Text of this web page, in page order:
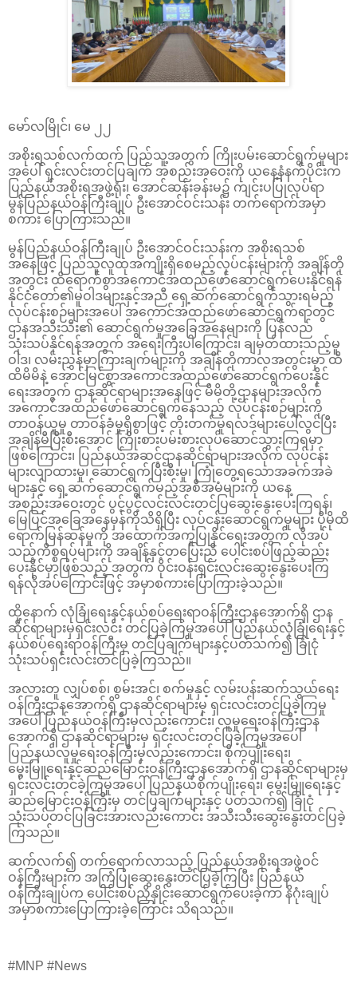
မော်လမြိုင်၊ မေ ၂၂
အစိုးရသစ်လက်ထက် ပြည်သူ့အတွက် ကြိုးပမ်းဆောင်ရွက်မှုများ
အပေါ် ရှင်းလင်းတင်ပြချက် အစည်းအဝေးကို ယနေ့နံနက်ပိုင်းက
ပြည်နယ်အစိုးရအဖွဲ့ရုံး၊ အောင်ဆန်းခန်းမ၌ ကျင်းပပြုလုပ်ရာ
မွန်ပြည်နယ်ဝန်ကြီးချုပ် ဦးအောင်ဝင်းသန်း တက်ရောက်အမှာ
စကား ပြောကြားသည်။
မွန်ပြည်နယ်ဝန်ကြီးချုပ် ဦးအောင်ဝင်းသန်းက အစိုးရသစ်
အနေဖြင့် ပြည်သူလူထုအကျိုးရှိစေမည့်လုပ်ငန်းများကို အချိန်တို
အတွင်း ထိရောက်စွာအကောင်အထည်ဖော်ဆောင်ရွက်ပေးနိုင်ရန်
နိုင်ငံတော်၏မူဝါဒများနှင့်အညီ ရှေ့ဆက်ဆောင်ရွက်သွားရမည့်
လုပ်ငန်းစဉ်များအပေါ် အကောင်အထည်ဖော်ဆောင်ရွက်ရာတွင်
ဌာနအသီးသီး၏ ဆောင်ရွက်မှုအခြေအနေများကို ပြန်လည်
သုံးသပ်နိုင်ရန်အတွက် အရေးကြီးပါကြောင်း၊ ချမှတ်ထားသည့်မူ
ဝါဒ၊ လမ်းညွှန်မှာကြားချက်များကို အချိန်တိုကာလအတွင်းမှာ ထိ
ထိမိမိနဲ့ အောင်မြင်စွာအကောင်အထည်ဖော်ဆောင်ရွက်ပေးနိုင်
ရေးအတွက် ဌာနဆိုင်ရာများအနေဖြင့် မိမိတို့ဌာနများအလိုက်
အကောင်အထည်ဖော်ဆောင်ရွက်နေသည့် လုပ်ငန်းစဉ်များကို
တာဝန်ယူမှု တာဝန်ခံမှုရှိစွာဖြင့် တိုးတက်မှုရလဒ်များပေါ်လွင်ပြီး
အချိန်မီပြီးစီးအောင် ကြိုးစားပမ်းစားလုပ်ဆောင်သွားကြရမှာ
ဖြစ်ကြောင်း၊ ပြည်နယ်အဆင့်ဌာနဆိုင်ရာများအလိုက် လုပ်ငန်း
များလျာထားမှု၊ ဆောင်ရွက်ပြီးစီးမှု၊ ကြုံတွေ့ရသောအခက်အခဲ
များနှင့် ရှေ့ဆက်ဆောင်ရွက်မည့်အစီအမံများကို ယနေ့
အစည်းအဝေးတွင် ပွင့်ပွင့်လင်းလင်းတင်ပြဆွေးနွေးပေးကြရန်၊
မြေပြင်အခြေအနေမှန်ကိုသိရှိပြီး လုပ်ငန်းဆောင်ရွက်မှုများ ပိုမိုထိ
ရောက်မြန်ဆန်မှုကို အထောက်အကူပြုနိုင်ရေးအတွက် လိုအပ်
သည့်ကိစ္စရပ်များကို အချိန်နှင့်တပြေးညီ ပေါင်းစပ်ဖြည့်ဆည်း
ပေးနိုင်မှာဖြစ်သည့် အတွက် ဝိုင်းဝန်းရှင်းလင်းဆွေးနွေးပေးကြ
ရန်လိုအပ်ကြောင်းဖြင့် အမှာစကားပြောကြားခဲ့သည်။
ထို့နောက် လုံခြုံရေးနှင့်နယ်စပ်ရေးရာဝန်ကြီးဌာနအောက်ရှိ ဌာန
ဆိုင်ရာများမှရှင်းလင်း တင်ပြခဲ့ကြမှုအ‌ပေါ် ပြည်နယ်လုံခြုံရေးနှင့်
နယ်စပ်ရေးရာဝန်ကြီးမှ တင်ပြချက်များနှင့်ပတ်သက်၍ ခြုံငုံ
သုံးသပ်ရှင်းလင်းတင်ပြခဲ့ကြသည်။
အလားတူ လျှပ်စစ်၊ စွမ်းအင်၊ စက်မှုနှင့် လမ်းပန်းဆက်သွယ်ရေး
ဝန်ကြီးဌာနအောက်ရှိ ဌာနဆိုင်ရာများမှ ရှင်းလင်းတင်ပြခဲ့ကြမှု
အပေါ် ပြည်နယ်ဝန်ကြီးမှလည်းကောင်း၊ လူမှုရေးဝန်ကြီးဌာန
အောက်ရှိ ဌာနဆိုင်ရာများမှ ရှင်းလင်းတင်ပြခဲ့ကြမှုအပေါ်
ပြည်နယ်လူမှုရေးဝန်ကြီးမှလည်းကောင်း၊ စိုက်ပျိုးရေး၊
မွေးမြူရေးနှင့်ဆည်မြောင်းဝန်ကြီးဌာနအောက်ရှိ ဌာနဆိုင်ရာများမှ
ရှင်းလင်းတင်ခဲ့ကြမှုအပေါ် ပြည်နယ်စိုက်ပျိုးရေး၊ မွေးမြူရေးနှင့်
ဆည်မြောင်းဝန်ကြီးမှ တင်ပြချက်များနှင့် ပတ်သက်၍ ခြုံငုံ
သုံးသပ်တင်ပြခြင်းအားလည်းကောင်း အသီးသီးဆွေးနွေးတင်ပြခဲ့
ကြသည်။
ဆက်လက်၍ တက်ရောက်လာသည့် ပြည်နယ်အစိုးရအဖွဲ့ဝင်
ဝန်ကြီးများက အကြံပြုဆွေးနွေးတင်ပြခဲ့ကြပြီး ပြည်နယ်
ဝန်ကြီးချုပ်က ပေါင်းစပ်ညှိနှိုင်းဆောင်ရွက်ပေးခဲ့ကာ နိဂုံးချုပ်
အမှာစကားပြောကြားခဲ့‌ကြောင်း သိရသည်။
#MNP #News